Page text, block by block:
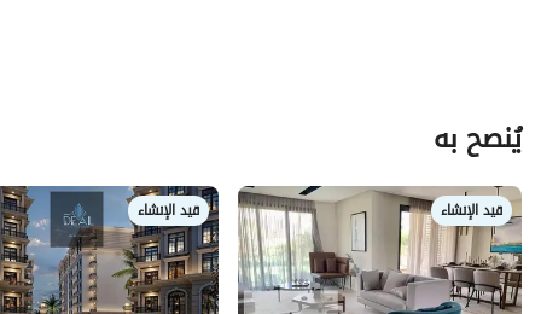
يُنصح به
قيد الإنشاء قيد الإنشاء